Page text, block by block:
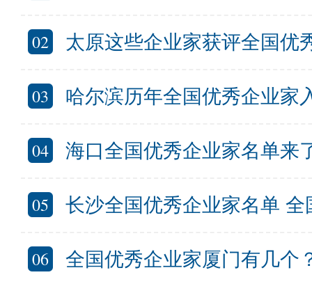
02 太原这些企业家获评全国优秀！
03 哈尔滨历年全国优秀企业家入选名单
04 海口全国优秀企业家名单来了
05 长沙全国优秀企业家名单 全国优秀企
06 全国优秀企业家厦门有几个？厦门